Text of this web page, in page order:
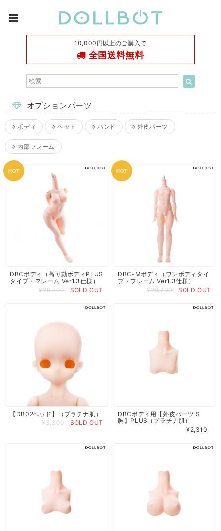
10,000円以上のご購入で
全国送料無料
オプションパーツ
ボディ ヘッド ハンド 外皮パーツ
内部フレーム
DBCボディ（高可動ボディPLUS
タイプ・フレーム Ver1.3仕様）
¥29,700
SOLD OUT
DBC-Mボディ（ワンボディタイ
プ・フレーム Ver1.3仕様）
¥29,700
SOLD OUT
【DB02ヘッド】（プラチナ肌）
¥3,300
SOLD OUT
DBCボディ用【外皮パーツ S
胸】PLUS（プラチナ肌）
¥2,310